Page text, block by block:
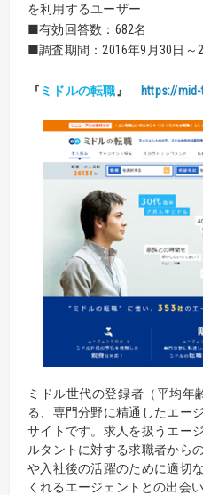
を利用するユーザー
■有効回答数：682名
■調査期間： 2016年9月30日～
『 ミドルの転職 』 https://
ミドル世代の登録者（平均年
る、専門分野に精通したエー
サイトです。求人を扱うエー
ルタントに対する求職者から
や入社後の活躍のために適切
くれるエージェントとの出会